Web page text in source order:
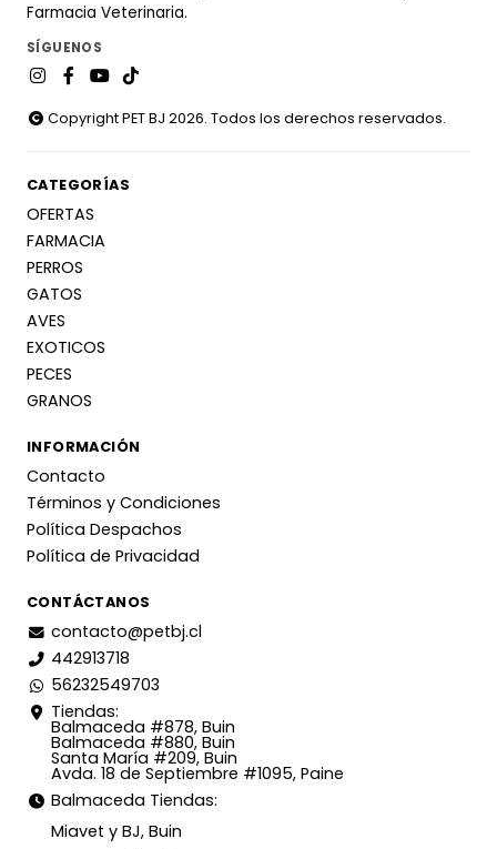
Farmacia Veterinaria.
SÍGUENOS
Copyright PET BJ 2026. Todos los derechos reservados.
CATEGORÍAS
OFERTAS
FARMACIA
PERROS
GATOS
AVES
EXOTICOS
PECES
GRANOS
INFORMACIÓN
Contacto
Términos y Condiciones
Política Despachos
Política de Privacidad
CONTÁCTANOS
contacto@petbj.cl
442913718
56232549703
Tiendas:
Balmaceda #878, Buin
Balmaceda #880, Buin
Santa María #209, Buin
Avda. 18 de Septiembre #1095, Paine
Balmaceda Tiendas:
Miavet y BJ, Buin